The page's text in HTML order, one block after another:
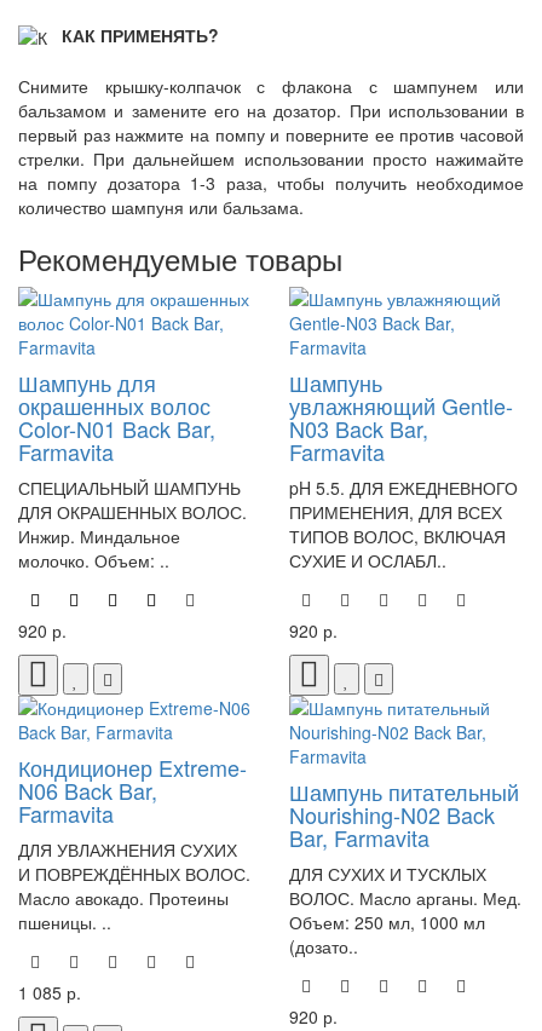
КАК ПРИМЕНЯТЬ?
Снимите крышку-колпачок с флакона с шампунем или
бальзамом и замените его на дозатор. При использовании в
первый раз нажмите на помпу и поверните ее против часовой
стрелки. При дальнейшем использовании просто нажимайте
на помпу дозатора 1-3 раза, чтобы получить необходимое
количество шампуня или бальзама.
Рекомендуемые товары
Шампунь для
окрашенных волос
Color-N01 Back Bar,
Farmavita
СПЕЦИАЛЬНЫЙ ШАМПУНЬ
ДЛЯ ОКРАШЕННЫХ ВОЛОС.
Инжир. Миндальное
молочко. Объем: ..
920 р.
Шампунь
увлажняющий Gentle-
N03 Back Bar,
Farmavita
pH 5.5. ДЛЯ ЕЖЕДНЕВНОГО
ПРИМЕНЕНИЯ, ДЛЯ ВСЕХ
ТИПОВ ВОЛОС, ВКЛЮЧАЯ
СУХИЕ И ОСЛАБЛ..
920 р.
Кондиционер Extreme-
N06 Back Bar,
Farmavita
ДЛЯ УВЛАЖНЕНИЯ СУХИХ
И ПОВРЕЖДЁННЫХ ВОЛОС.
Масло авокадо. Протеины
пшеницы. ..
1 085 р.
Шампунь питательный
Nourishing-N02 Back
Bar, Farmavita
ДЛЯ СУХИХ И ТУСКЛЫХ
ВОЛОС. Масло арганы. Мед.
Объем: 250 мл, 1000 мл
(дозато..
920 р.